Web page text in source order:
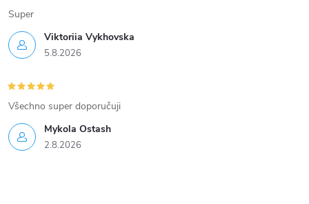
Viktoriia Vykhovska
5.8.2026
Super
Mykola Ostash
2.8.2026
Všechno super doporučuji